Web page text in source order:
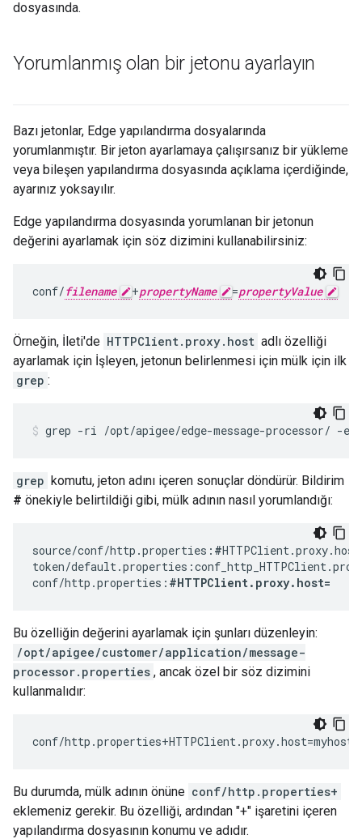
dosyasında.
Yorumlanmış olan bir jetonu ayarlayın
Bazı jetonlar, Edge yapılandırma dosyalarında
yorumlanmıştır. Bir jeton ayarlamaya çalışırsanız bir yükleme
veya bileşen yapılandırma dosyasında açıklama içerdiğinde,
ayarınız yoksayılır.
Edge yapılandırma dosyasında yorumlanan bir jetonun
değerini ayarlamak için söz dizimini kullanabilirsiniz:
conf/filename +propertyName =propertyValue
Örneğin, İleti'de HTTPClient.proxy.host adlı özelliği
ayarlamak için İşleyen, jetonun belirlenmesi için mülk için ilk
grep :
grep -ri /opt/apigee/edge-message-processor/ -e
grep komutu, jeton adını içeren sonuçlar döndürür. Bildirim
# önekiyle belirtildiği gibi, mülk adının nasıl yorumlandığı:
source/conf/http.properties: #
token/
conf/http.properties: #HTTPClient.proxy.host=
Bu özelliğin değerini ayarlamak için şunları düzenleyin:
/opt/apigee/customer/application/message-
processor.properties , ancak özel bir söz dizimini
kullanmalıdır:
conf/
Bu durumda, mülk adının önüne conf/http.properties+
eklemeniz gerekir. Bu özelliği, ardından "+" işaretini içeren
yapılandırma dosyasının konumu ve adıdır.